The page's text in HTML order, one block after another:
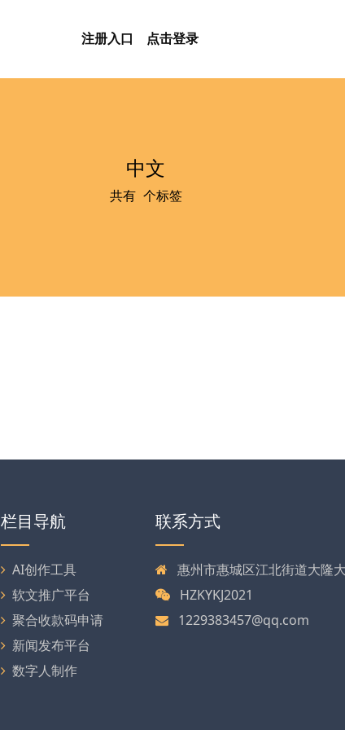
注册入口 点击登录
中文
共有0 个标签
栏目导航
AI创作工具
软文推广平台
聚合收款码申请
新闻发布平台
数字人制作
联系方式
惠州市惠城区江北街道大隆
HZKYKJ2021
1229383457@qq.com